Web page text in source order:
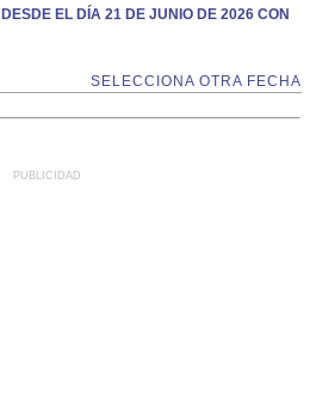
EL DÍA 21 DE JUNIO DE 2026 CON
SELECCIONA OTRA FECHA
PUBLICIDAD